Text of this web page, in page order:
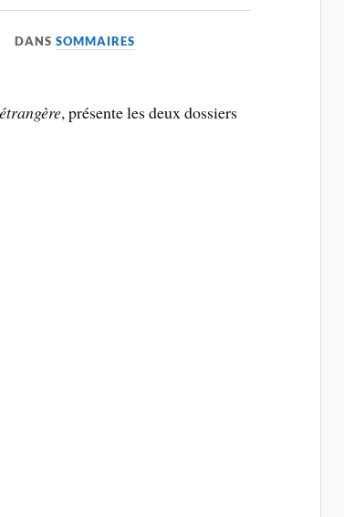
DANSSOMMAIRES
, présente les deux dossiers